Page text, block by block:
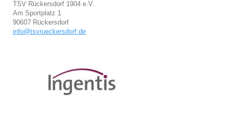
TSV Rückersdorf 1904 e.V.
Am Sportplatz 1
90607 Rückersdorf
info@tsvrueckersdorf.de